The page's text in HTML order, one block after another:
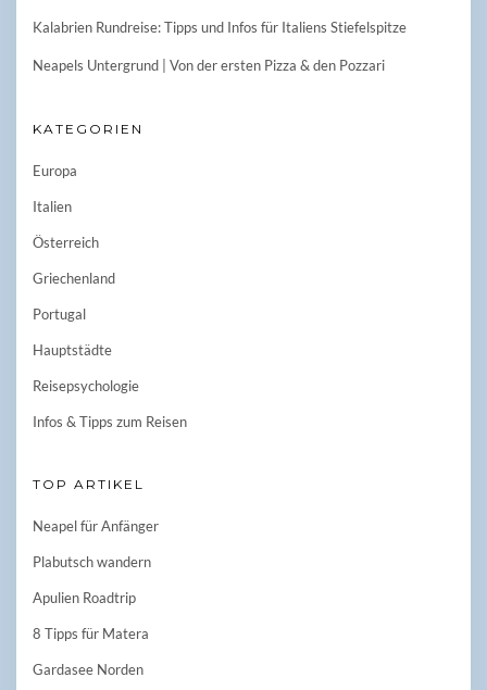
Kalabrien Rundreise: Tipps und Infos für Italiens Stiefelspitze
Neapels Untergrund | Von der ersten Pizza & den Pozzari
KATEGORIEN
Europa
Italien
Österreich
Griechenland
Portugal
Hauptstädte
Reisepsychologie
Infos & Tipps zum Reisen
TOP ARTIKEL
Neapel für Anfänger
Plabutsch wandern
Apulien Roadtrip
8 Tipps für Matera
Gardasee Norden